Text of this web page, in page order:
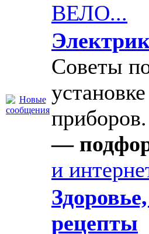
ВЕЛО...
Советы
приборов.
—
и
рецепты